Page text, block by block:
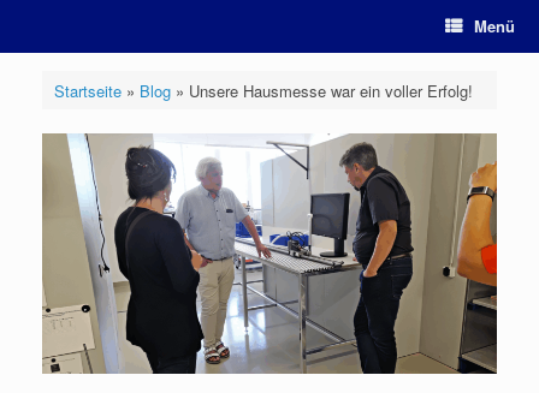
springen
Menü
Startseite» Blog» Unsere Hausmesse war ein voller Erfolg!